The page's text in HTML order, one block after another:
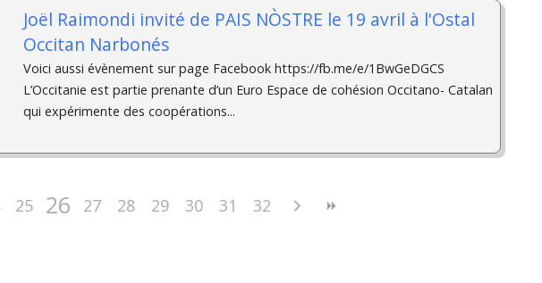
Joël Raimondi invité de PAIS NÒSTRE le 19 avril à l'Ostal
Occitan Narbonés
Voici aussi évènement sur page Facebook https://fb.me/e/1BwGeDGCS
L’Occitanie est partie prenante d’un Euro Espace de cohésion Occitano- Catalan
qui expérimente des coopérations...
25 26 27 28 29 30 31 32